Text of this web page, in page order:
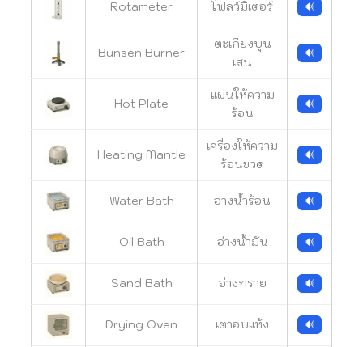
Rotameter โฟลว์มิเตอร์ 🔊
Bunsen Burner
ตะเกียงบุน
เสน
🔊
Hot Plate
แผ่นให้ความ
ร้อน
🔊
Heating Mantle
เครื่องให้ความ
ร้อนขวด
🔊
Water Bath อ่างน้ำร้อน 🔊
Oil Bath อ่างน้ำมัน 🔊
Sand Bath อ่างทราย 🔊
Drying Oven เตาอบแห้ง 🔊